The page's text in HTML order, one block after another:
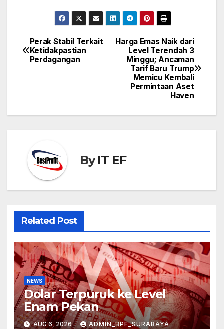
Post
navigation
Harga Emas Naik dari
Level Terendah 3
Minggu; Ancaman
Tarif Baru Trump
Memicu Kembali
Permintaan Aset
Haven
Perak Stabil Terkait
Ketidakpastian
Perdagangan
ByIT EF
Related Post
NEWS
Dolar Terpuruk ke Level
Enam Pekan
AUG 6, 2026 ADMIN_BPF_SURABAYA